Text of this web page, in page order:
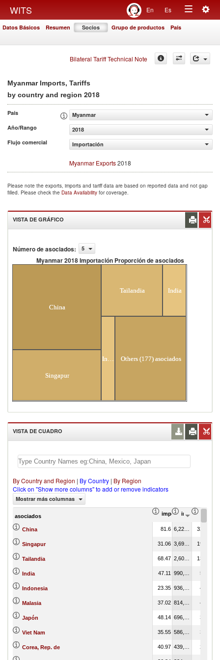
WITS En Es
Toggle
Datos Básicos Resumen Socios Grupo de productos País
Bilateral Tariff Technical Note
Myanmar Imports, Tariffs
by country and region 2018
País
Myanmar
Año/Rango
2018
Flujo comercial
Importación
Myanmar Exports2018
Please note the exports, imports and tariff data are based on reported data and not gap
filled. Please check the Data Availability for coverage.
VISTA DE GRÁFICO
Número de asociados: 5
Myanmar 2018 Importación Proporción de asociados
China
Singapur
Tailandia India
Others (177) asociados
VISTA DE CUADRO
By Country and Region | By Country | By Region
Click on "Show more columns" to add or remove indicators
Mostrar más columnas
asociados importaciónimportación
China 81.6 32.15
Singapur 31.06 19.08
Tailandia 68.47 13.44
India 47.11 5.12
Indonesia 23.35 4.84
Malasia 37.02 4.21
Japón 48.14 3.60
Viet Nam 35.55 3.03
Corea, Rep. de 40.97 2.27